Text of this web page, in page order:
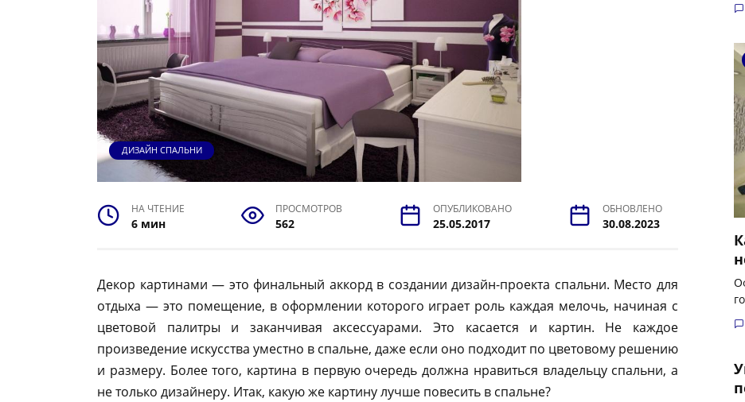
ДИЗАЙН СПАЛЬНИ
НА ЧТЕНИЕ
6 мин
ПРОСМОТРОВ
562
ОПУБЛИКОВАНО
25.05.2017
ОБНОВЛЕНО
30.08.2023
Декор картинами — это финальный аккорд в создании дизайн-проекта спальни. Место для
отдыха — это помещение, в оформлении которого играет роль каждая мелочь, начиная с
цветовой палитры и заканчивая аксессуарами. Это касается и картин. Не каждое
произведение искусства уместно в спальне, даже если оно подходит по цветовому решению
и размеру. Более того, картина в первую очередь должна нравиться владельцу спальни, а
не только дизайнеру. Итак, какую же картину лучше повесить в спальне?